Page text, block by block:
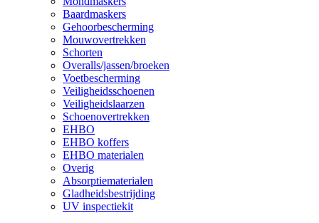
Baardmaskers
Gehoorbescherming
Mouwovertrekken
Schorten
Overalls/jassen/broeken
Voetbescherming
Veiligheidsschoenen
Veiligheidslaarzen
Schoenovertrekken
EHBO
EHBO koffers
EHBO materialen
Overig
Absorptiematerialen
Gladheidsbestrijding
UV inspectiekit